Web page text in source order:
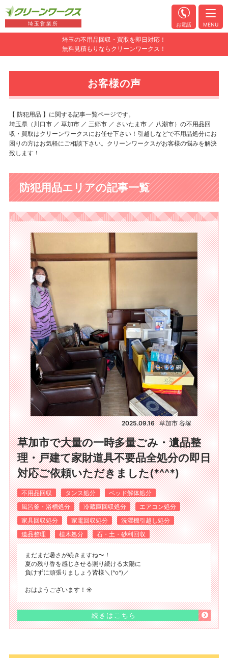
埼玉の不用品回収・買取を即日対応！
無料見積もりならクリーンワークス！
埼玉営業所 お電話 MENU
お客様の声
【 防犯用品 】に関する記事一覧ページです。
埼玉県（川口市 ／ 草加市 ／ 三郷市 ／ さいたま市 ／ 八潮市）の不用品回
収・買取はクリーンワークスにお任せ下さい！引越しなどで不用品処分にお
困りの方はお気軽にご相談下さい。クリーンワークスがお客様の悩みを解決
致します！
防犯用品エリアの記事一覧
2025.09.16 草加市 谷塚
草加市で大量の一時多量ごみ・遺品整
理・戸建て家財道具不要品全処分の即日
対応ご依頼いただきました(*^^*)
不用品回収 タンス処分
ベッド解体処分
風呂釜・浴槽処分
冷蔵庫回収処分
エアコン処分
家具回収処分
家電回収処分
洗濯機引越し処分
遺品整理
植木処分 石・土・砂利回収
まだまだ暑さが続きますね〜！
夏の残り香を感じさせる照り続ける太陽に
負けずに頑張りましょう皆様＼(^o^)／
おはようございます！☀️
続きはこちら